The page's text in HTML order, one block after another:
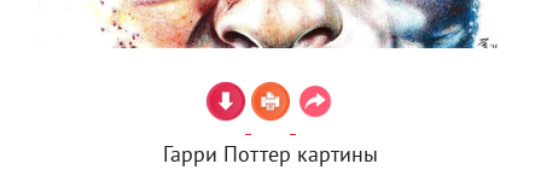
Гарри Поттер картины